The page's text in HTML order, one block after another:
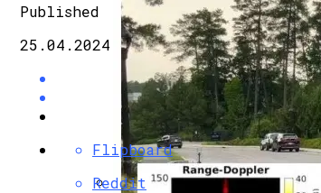
Published
25.04.2024
Flipboard
Reddit